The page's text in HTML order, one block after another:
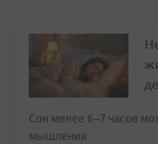
Сон менее 6–7 часов
мышления